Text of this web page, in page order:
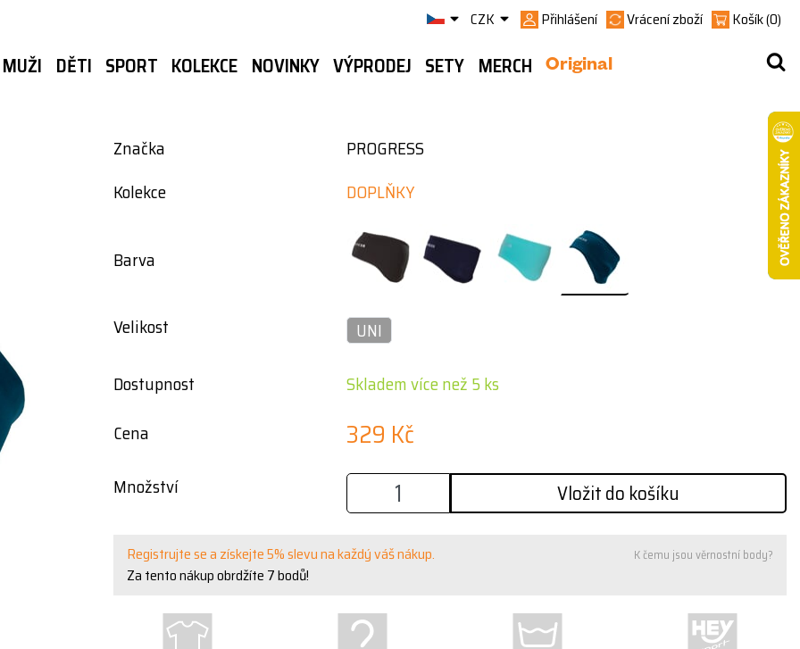
CZK Přihlášení Vrácení zboží Košík(0)
MUŽI DĚTI SPORT KOLEKCE NOVINKY VÝPRODEJ SETY Original
MERCH
Značka
PROGRESS
Kolekce
DOPLŇKY
Barva
Velikost
UNI
Dostupnost
Skladem více než 5 ks
Cena
329 Kč
Množství Vložit do košíku
Registrujte se a získejte 5% slevu na každý váš nákup. K čemu jsou věrnostní body?
Za tento nákup obrdžíte 7bodů!